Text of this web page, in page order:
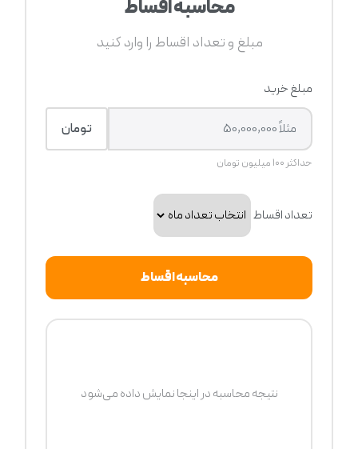
محاسبه اقساط
مبلغ و تعداد اقساط را وارد کنید
مبلغ خرید
تومان
حداکثر ۱۰۰ میلیون تومان
تعداد اقساط
محاسبه اقساط
نتیجه محاسبه در اینجا نمایش داده می‌شود